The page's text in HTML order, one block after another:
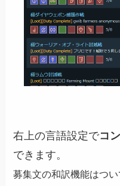
右上の言語設定でコ
できます。
募集文の和訳機能はつい